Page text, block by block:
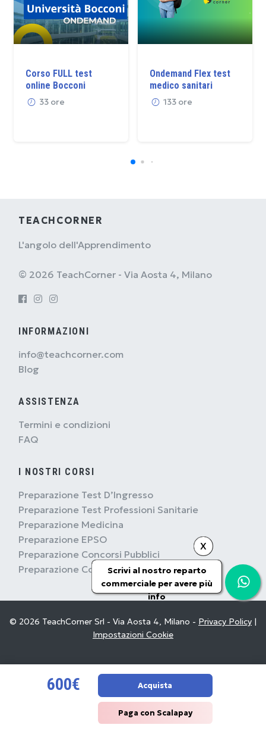
600€ Acquista
Paga con Scalapay
Corso FULL test
online Bocconi
33 ore
Ondemand Flex test
medico sanitari
133 ore
X
Scrivi al nostro reparto
commerciale per avere più
info
TEACHCORNER
L'angolo dell'Apprendimento
© 2026 TeachCorner - Via Aosta 4, Milano
INFORMAZIONI
info@teachcorner.com
Blog
ASSISTENZA
Termini e condizioni
FAQ
I NOSTRI CORSI
Preparazione Test D’Ingresso
Preparazione Test Professioni Sanitarie
Preparazione Medicina
Preparazione EPSO
Preparazione Concorsi Pubblici
Preparazione Concorsi Militari
© 2026 TeachCorner Srl - Via Aosta 4, Milano - Privacy Policy |
Impostazioni Cookie